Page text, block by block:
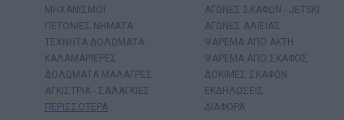
ΜΗΧΑΝΙΣΜΟΙ
ΠΕΤΟΝΙΕΣ ΝΗΜΑΤΑ
ΤΕΧΝΗΤΑ ΔΟΛΩΜΑΤΑ
ΚΑΛΑΜΑΡΙΕΡΕΣ
ΔΟΛΩΜΑΤΑ ΜΑΛΑΓΡΕΣ
ΑΓΚΙΣΤΡΙΑ - ΣΑΛΑΓΚΙΕΣ
ΠΕΡΙΣΣΟΤΕΡΑ
ΑΓΩΝΕΣ ΣΚΑΦΩΝ - JETSKI
ΑΓΩΝΕΣ ΑΛΙΕΙΑΣ
ΨΑΡΕΜΑ ΑΠΟ ΑΚΤΗ
ΨΑΡΕΜΑ ΑΠΟ ΣΚΑΦΟΣ
ΔΟΚΙΜΕΣ ΣΚΑΦΩΝ
ΕΚΔΗΛΩΣΕΙΣ
ΔΙΑΦΟΡΑ